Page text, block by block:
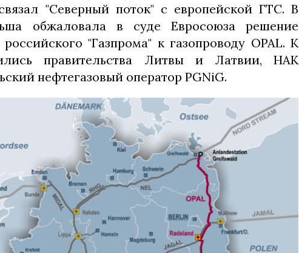
"Северный поток" с европейской ГТС. В
обжаловала в суде Евросоюза решение
"Газпрома" к газопроводу OPAL. К
правительства Литвы и Латвии, НАК
нефтегазовый оператор PGNiG.